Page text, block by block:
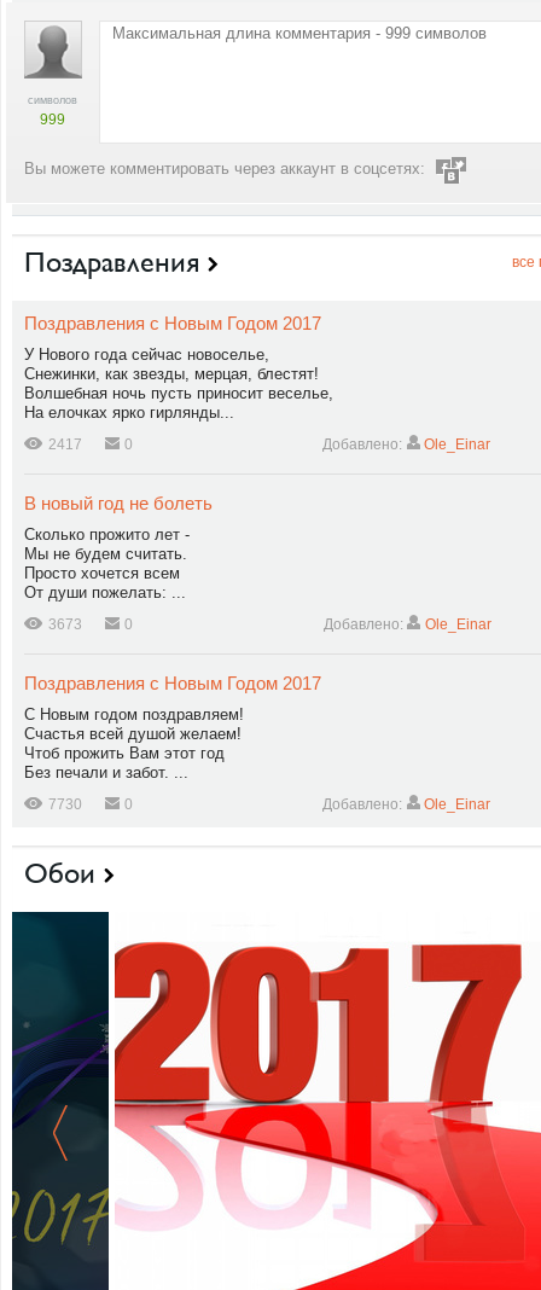
символов
999
Вы можете комментировать через аккаунт в соцсетях:
Поздравления все
Поздравления с Новым Годом 2017
У Нового года сейчас новоселье,
Снежинки, как звезды, мерцая, блестят!
Волшебная ночь пусть приносит веселье,
На елочках ярко гирлянды...
2417 0 Добавлено: Ole_Einar
В новый год не болеть
Сколько прожито лет -
Мы не будем считать.
Просто хочется всем
От души пожелать: ...
3673 0 Добавлено: Ole_Einar
Поздравления с Новым Годом 2017
С Новым годом поздравляем!
Счастья всей душой желаем!
Чтоб прожить Вам этот год
Без печали и забот. ...
7730 0 Добавлено: Ole_Einar
Обои